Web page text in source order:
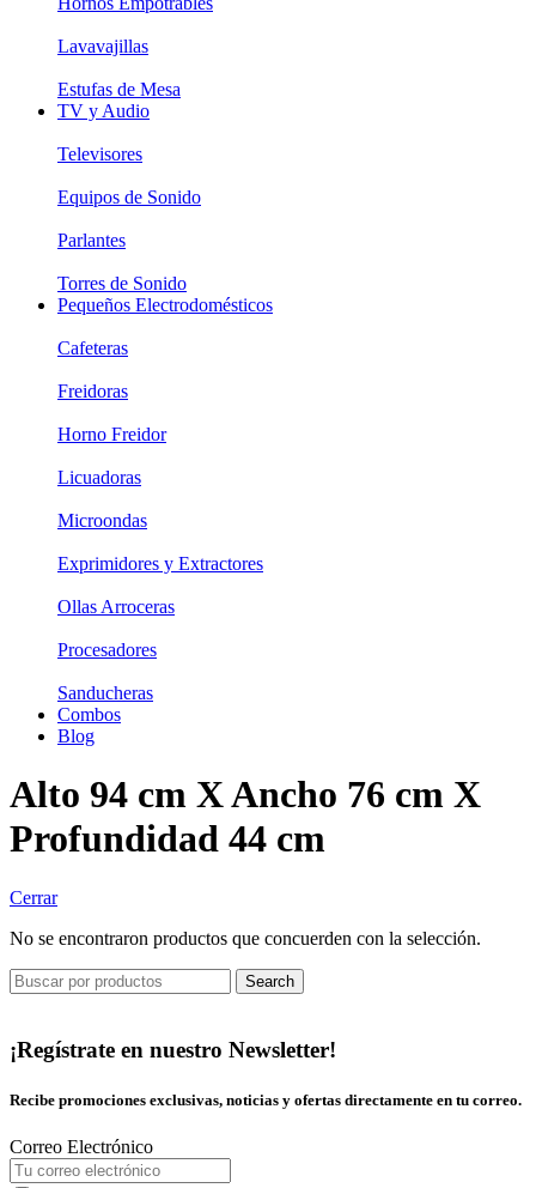
Lavavajillas
Estufas de Mesa
TV y Audio
Televisores
Equipos de Sonido
Parlantes
Torres de Sonido
Pequeños Electrodomésticos
Cafeteras
Freidoras
Horno Freidor
Licuadoras
Microondas
Exprimidores y Extractores
Ollas Arroceras
Procesadores
Sanducheras
Combos
Blog
Alto 94 cm X Ancho 76 cm X
Profundidad 44 cm
Cerrar
No se encontraron productos que concuerden con la selección.
Search
¡Regístrate en nuestro Newsletter!
Recibe promociones exclusivas, noticias y ofertas directamente en tu correo.
Correo Electrónico